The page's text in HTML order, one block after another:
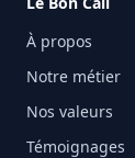
À propos
Notre métier
Nos valeurs
Témoignages